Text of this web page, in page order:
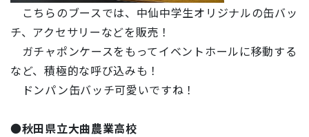
こちらのブースでは、中仙中学生オリジナルの缶バッ
チ、アクセサリーなどを販売！
ガチャポンケースをもってイベントホールに移動する
など、積極的な呼び込みも！
ドンパン缶バッチ可愛いですね！
●秋田県立大曲農業高校